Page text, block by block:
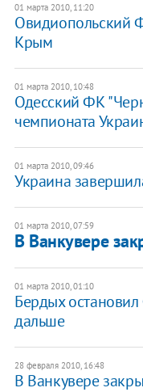
01 марта 2010, 11:20
Овидиопольский
Крым
01 марта 2010, 10:48
Одесский ФК
чемпионата
01 марта 2010, 09:46
Украина
01 марта 2010, 07:59
В Ванкувере
01 марта 2010, 01:10
Бердых
дальше
28 февраля 2010, 16:48
В Ванкувере